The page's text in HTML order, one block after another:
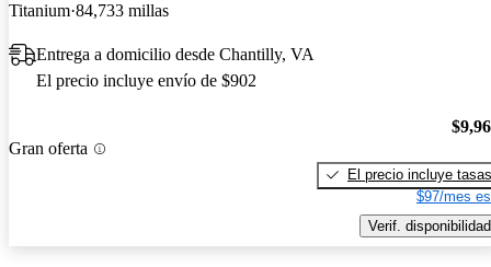
Titanium 84,733 millas
Entrega a domicilio desde Chantilly, VA
El precio incluye envío de $902
Gran oferta
El precio incluye tasas
$97/mes
Verif. disponibilidad